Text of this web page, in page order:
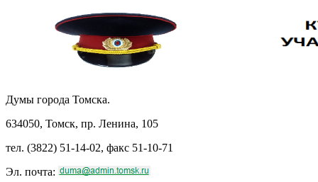
Думы города Томска.
634050, Томск, пр. Ленина, 105
тел. (3822) 51-14-02, факс 51-10-71
Эл. почта: